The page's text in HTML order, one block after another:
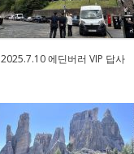
2025.7.10 에딘버러 VIP 답사